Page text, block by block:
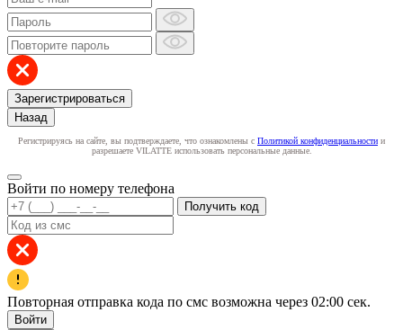
Зарегистрироваться
Назад
Регистрируясь на сайте, вы подтверждаете, что ознакомлены с Политикой конфиденциальности и
разрешаете VILATTE использовать персональные данные.
Войти по номеру телефона
Получить код
Повторная отправка кода по смс возможна через 02:00 сек.
Войти